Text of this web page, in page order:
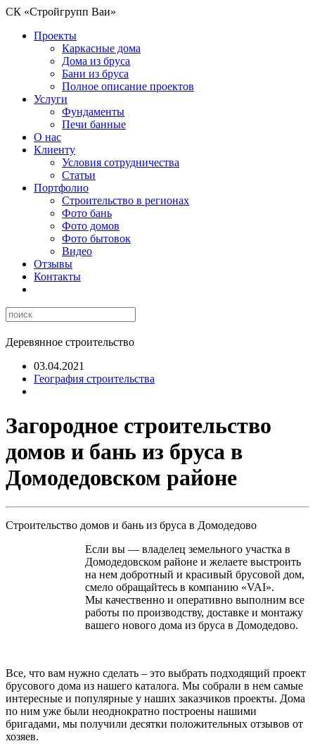
СК «Стройгрупп Ваи»
Проекты
Каркасные дома
Дома из бруса
Бани из бруса
Полное описание проектов
Услуги
Фундаменты
Печи банные
О нас
Клиенту
Условия сотрудничества
Статьи
Портфолио
Строительство в регионах
Фото бань
Фото домов
Фото бытовок
Видео
Отзывы
Контакты
Деревянное строительство
03.04.2021
География строительства
Загородное строительство
домов и бань из бруса в
Домодедовском районе
Строительство домов и бань из бруса в Домодедово
Если вы — владелец земельного участка в
Домодедовском районе и желаете выстроить
на нем добротный и красивый брусовой дом,
смело обращайтесь в компанию «VAI».
Мы качественно и оперативно выполним все
работы по производству, доставке и монтажу
вашего нового дома из бруса в Домодедово.
Все, что вам нужно сделать – это выбрать подходящий проект
брусового дома из нашего каталога. Мы собрали в нем самые
интересные и популярные у наших заказчиков проекты. Дома
по ним уже были неоднократно построены нашими
бригадами, мы получили десятки положительных отзывов от
хозяев.